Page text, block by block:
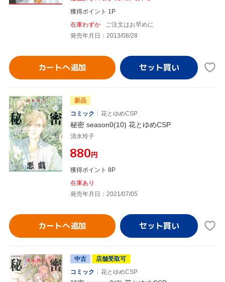
獲得ポイント 1P
在庫わずか
ご注文はお早めに
発売年月日：2013/08/28
カートへ追加
新品
コミック
花とゆめCSP
秘密 season0(10) 花とゆめCSP
清水玲子
¥880円
獲得ポイント 8P
在庫あり
発売年月日：2021/07/05
カートへ追加
中古
店舗受取可
コミック
花とゆめCSP